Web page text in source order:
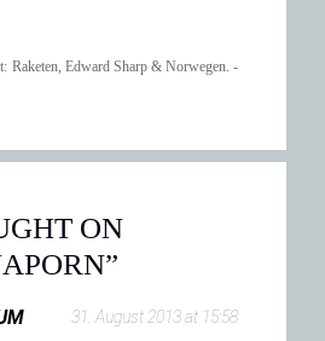
Raketen, Edward Sharp & Norwegen. -
ON
”
31. August 2013 at 15:58